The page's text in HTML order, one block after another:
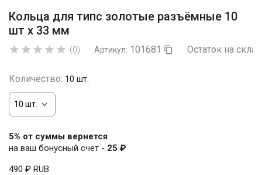
Кольца для типс золотые разъёмные 10
шт х 33 мм
     (0) Артикул: 101681  Остаток на
Количество: 10 шт.
5% от суммы вернется
на ваш бонусный счет - 25 ₽
490 ₽ RUB